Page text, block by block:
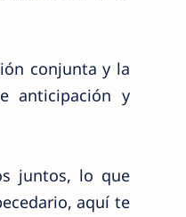
conjunta y la
anticipación y
juntos, lo que
aquí te